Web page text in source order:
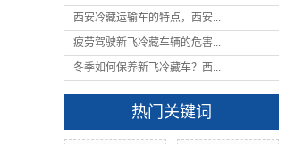
西安冷藏运输车的特点，西安...
疲劳驾驶新飞冷藏车辆的危害...
冬季如何保养新飞冷藏车？西...
热门关键词